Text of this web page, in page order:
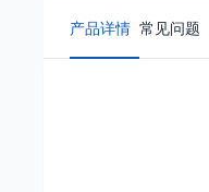
产品详情 常见问题